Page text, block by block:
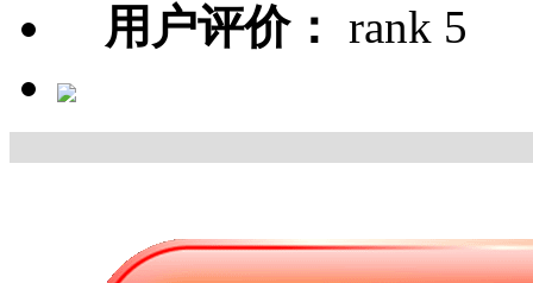
用户评价：